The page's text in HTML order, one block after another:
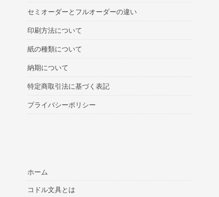
セミオーダーとフルオーダーの違い
印刷方法について
紙の種類について
納期について
特定商取引法に基づく表記
プライバシーポリシー
ホーム
コドル文具とは